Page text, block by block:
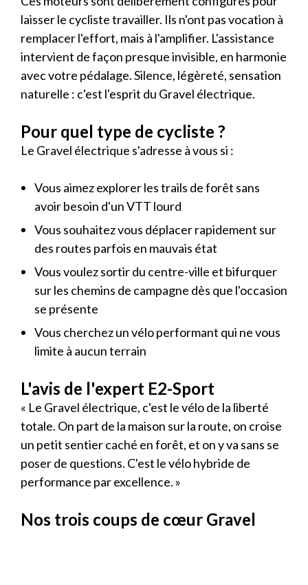
laisser le cycliste travailler. Ils n'ont pas vocation à
remplacer l'effort, mais à l'amplifier. L'assistance
intervient de façon presque invisible, en harmonie
avec votre pédalage. Silence, légèreté, sensation
naturelle : c'est l'esprit du Gravel électrique.
Pour quel type de cycliste ?
Le Gravel électrique s'adresse à vous si :
Vous aimez explorer les trails de forêt sans
avoir besoin d'un VTT lourd
Vous souhaitez vous déplacer rapidement sur
des routes parfois en mauvais état
Vous voulez sortir du centre-ville et bifurquer
sur les chemins de campagne dès que l'occasion
se présente
Vous cherchez un vélo performant qui ne vous
limite à aucun terrain
L'avis de l'expert E2-Sport
« Le Gravel électrique, c'est le vélo de la liberté
totale. On part de la maison sur la route, on croise
un petit sentier caché en forêt, et on y va sans se
poser de questions. C'est le vélo hybride de
performance par excellence. »
Nos trois coups de cœur Gravel